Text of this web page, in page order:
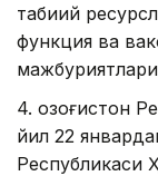
табиий
функция ва
4. Қозоғистон
йил 22
Республикаси